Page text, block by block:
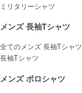
ミリタリーシャツ
メンズ 長袖Tシャツ
全てのメンズ 長袖Tシャツ
長袖Tシャツ
メンズ ポロシャツ